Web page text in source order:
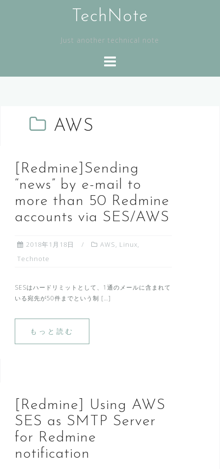
TechNote
Just another technical note
AWS
[Redmine]Sending
“news” by e-mail to
more than 50 Redmine
accounts via SES/AWS
2018年1月18日 AWS, Linux,
Technote
SESはハードリミットとして、1通のメールに含まれて
いる宛先が50件までという制 […]
もっと読む
[Redmine] Using AWS
SES as SMTP Server
for Redmine
notification